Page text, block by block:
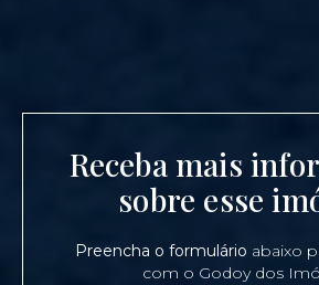
Receba mais
sobre esse
Preencha o formulário abaixo
com o Godoy dos